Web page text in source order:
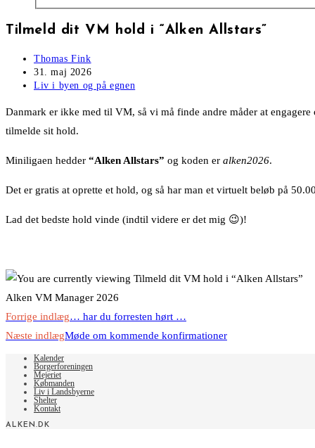
Tilmeld dit VM hold i “Alken Allstars”
Post
author:
Thomas Fink
Post
published:
31. maj 2026
Post
Liv i byen og på egnen
Danmark er ikke med til VM, så vi må finde andre måder at
tilmelde sit hold.
Miniligaen hedder “Alken Allstars” og koden er alken2026.
Det er gratis at oprette et hold, og så har man et virtuelt beløb på
Lad det bedste hold vinde (indtil videre er det mig 😉)!
Alken VM Manager 2026
Read
more
articles
Forrige indlæg… har du forresten hørt …
Næste indlægMøde om kommende konfirmationer
Kalender
Borgerforeningen
Mejeriet
Købmanden
Liv i Landsbyerne
Shelter
Kontakt
ALKEN.DK